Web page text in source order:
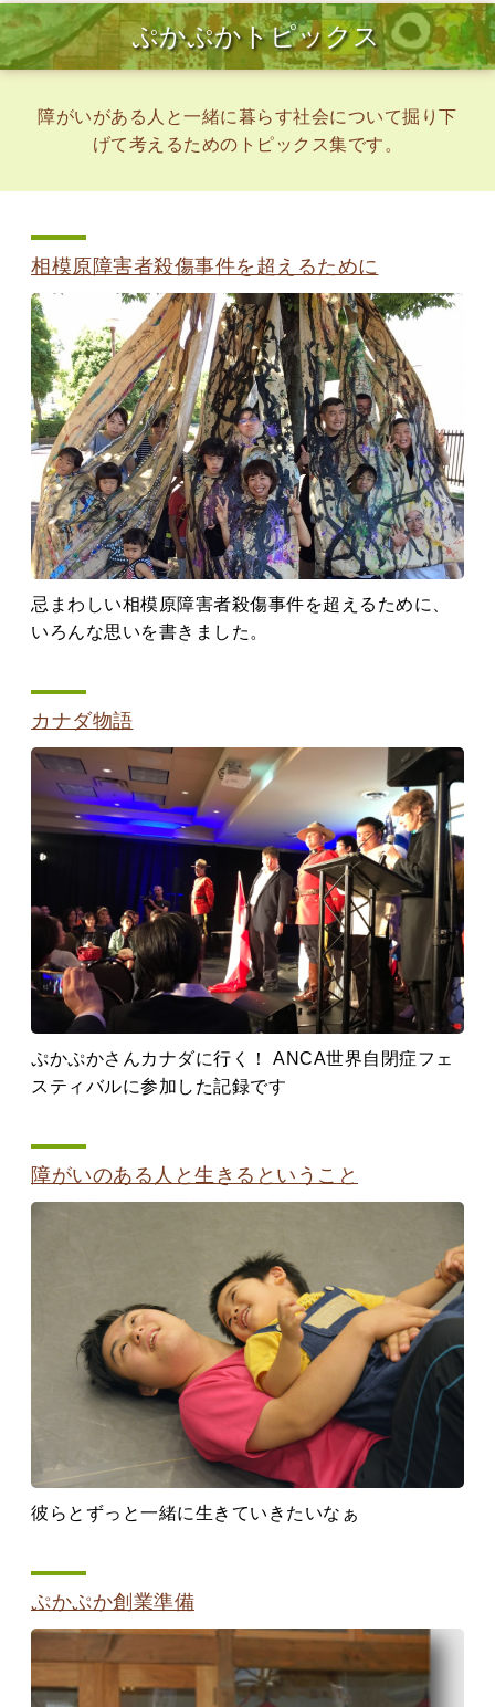
ぷかぷかトピックス
障がいがある人と一緒に暮らす社会について掘り下
げて考えるためのトピックス集です。
相模原障害者殺傷事件を超えるために
忌まわしい相模原障害者殺傷事件を超えるために、
いろんな思いを書きました。
カナダ物語
ぷかぷかさんカナダに行く！ ANCA世界自閉症フェ
スティバルに参加した記録です
障がいのある人と生きるということ
彼らとずっと一緒に生きていきたいなぁ
ぷかぷか創業準備